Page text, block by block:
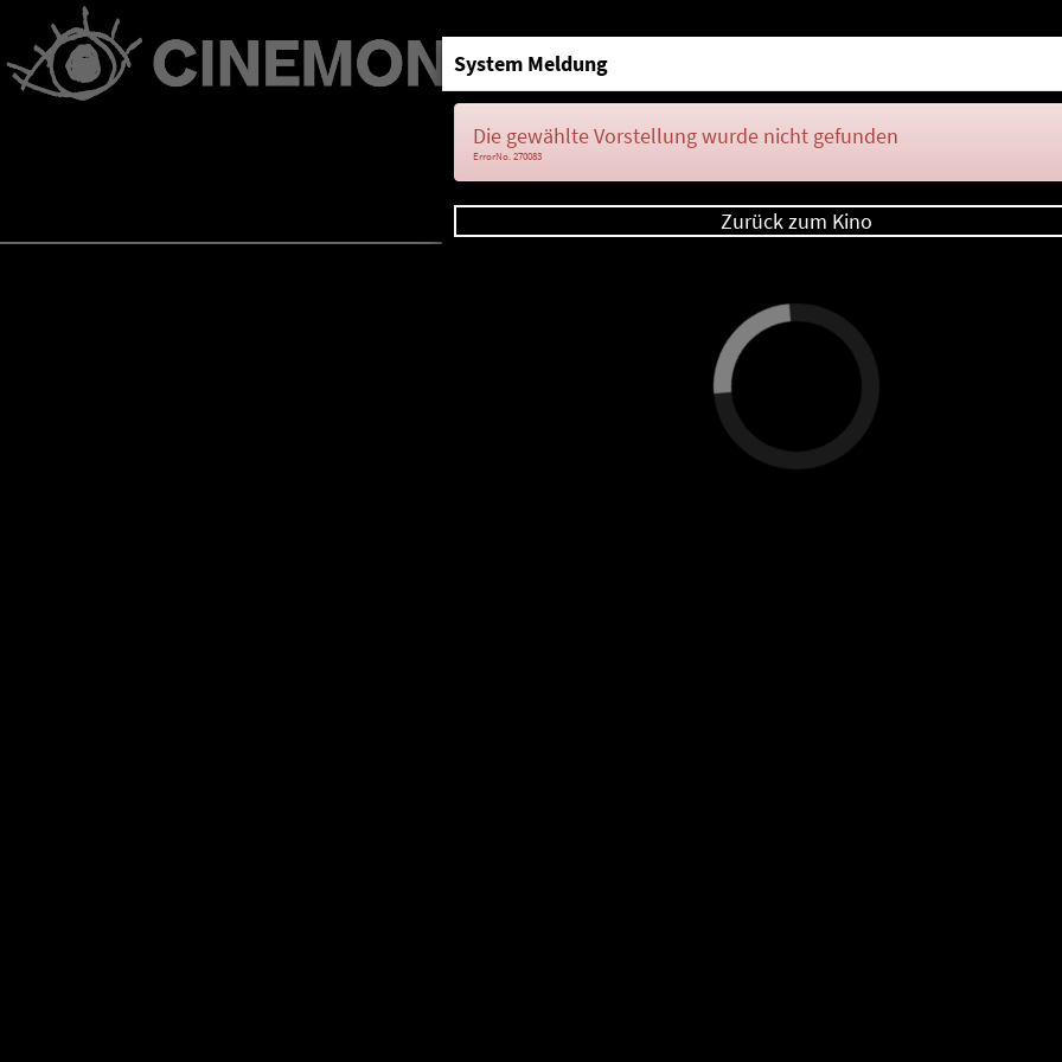
System Meldung
Die gewählte Vorstellung wurde nicht gefunden
ErrorNo. 270083
Zurück zum Kino